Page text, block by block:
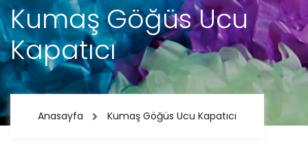
Kumaş Göğüs Ucu
Kapatıcı
Anasayfa Kumaş Göğüs Ucu Kapatıcı